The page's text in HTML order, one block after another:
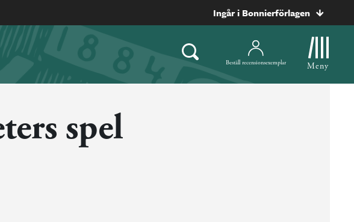
Ingår i Bonnierförlagen
Beställ recensionsexemplar Meny
spel